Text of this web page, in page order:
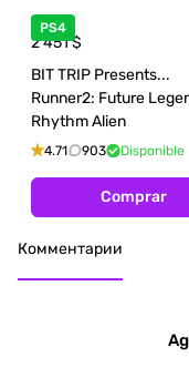
PS4
2 451$
BIT TRIP Presents...
Runner2: Future
Rhythm Alien
4.71 903 Disponible
Comprar
Комментарии